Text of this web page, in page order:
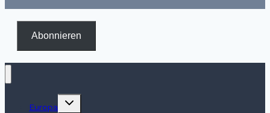
Abonnieren
Europa
Untermenü